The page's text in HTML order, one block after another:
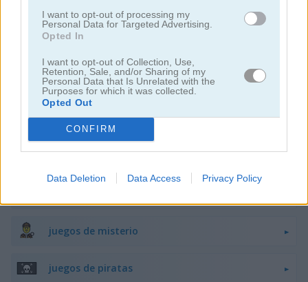
I want to opt-out of processing my
Personal Data for Targeted Advertising.
Opted In
I want to opt-out of Collection, Use,
Retention, Sale, and/or Sharing of my
Personal Data that Is Unrelated with the
Purposes for which it was collected.
Opted Out
CONFIRM
Data Deletion Data Access Privacy Policy
juegos de terror
juegos de idle
juegos de saltar
juegos de caballeros
juegos de minecraft
juegos de misterio
juegos de piratas